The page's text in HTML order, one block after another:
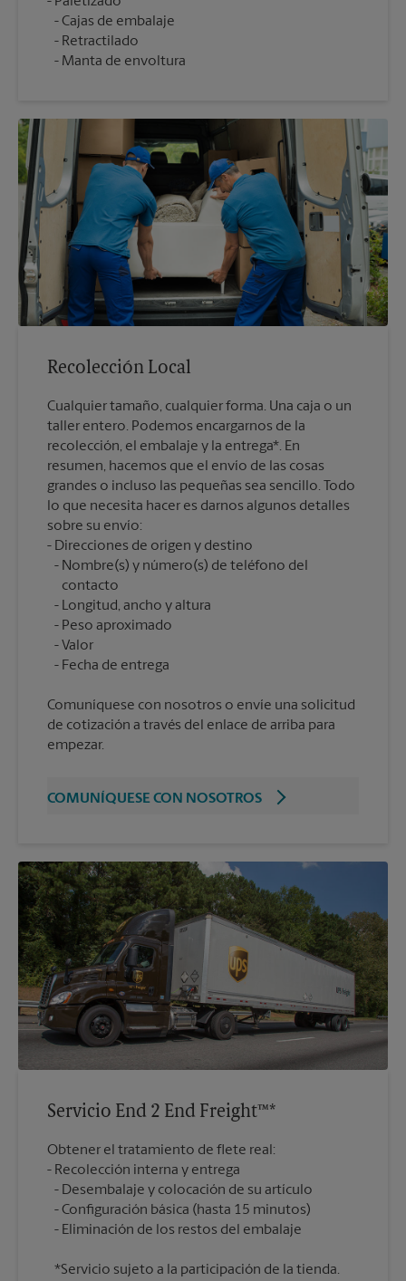
Cajas de embalaje
Retractilado
Manta de envoltura
Recolección Local
Cualquier tamaño, cualquier forma. Una caja o un
taller entero. Podemos encargarnos de la
recolección, el embalaje y la entrega*. En
resumen, hacemos que el envío de las cosas
grandes o incluso las pequeñas sea sencillo. Todo
lo que necesita hacer es darnos algunos detalles
sobre su envío:
Nombre(s) y número(s) de teléfono del
contacto
Longitud, ancho y altura
Peso aproximado
Valor
Comuníquese con nosotros o envíe una solicitud
de cotización a través del enlace de arriba para
empezar.
COMUNÍQUESE CON NOSOTROS
Servicio End 2 End Freight™*
Obtener el tratamiento de flete real:
Recolección interna y entrega
Desembalaje y colocación de su artículo
Configuración básica (hasta 15 minutos)
*Servicio sujeto a la participación de la tienda.